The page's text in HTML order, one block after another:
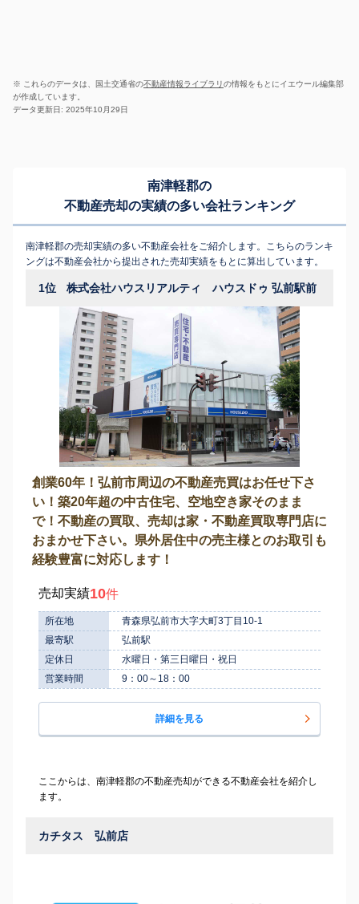
※ これらのデータは、国土交通省の不動産情報ライブラリの情報をもとにイエウール編集部
が作成しています。
データ更新日: 2025年10月29日
南津軽郡の
不動産売却の実績の多い会社ランキング
南津軽郡の売却実績の多い不動産会社をご紹介します。こちらのランキ
ングは不動産会社から提出された売却実績をもとに算出しています。
1位 株式会社ハウスリアルティ ハウスドゥ 弘前駅前
創業60年！弘前市周辺の不動産売買はお任せ下さ
い！築20年超の中古住宅、空地空き家そのまま
で！不動産の買取、売却は家・不動産買取専門店に
おまかせ下さい。県外居住中の売主様とのお取引も
経験豊富に対応します！
売却実績10件
所在地
青森県弘前市大字大町3丁目10-1
最寄駅
弘前駅
定休日
水曜日・第三日曜日・祝日
営業時間
9：00～18：00
詳細を見る
ここからは、南津軽郡の不動産売却ができる不動産会社を紹介し
ます。
カチタス 弘前店